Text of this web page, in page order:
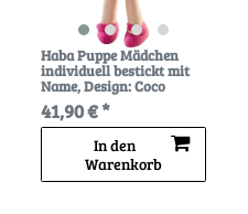
Haba Puppe Mädchen
individuell bestickt mit
Name, Design: Coco
41,90 € *
In den
Warenkorb